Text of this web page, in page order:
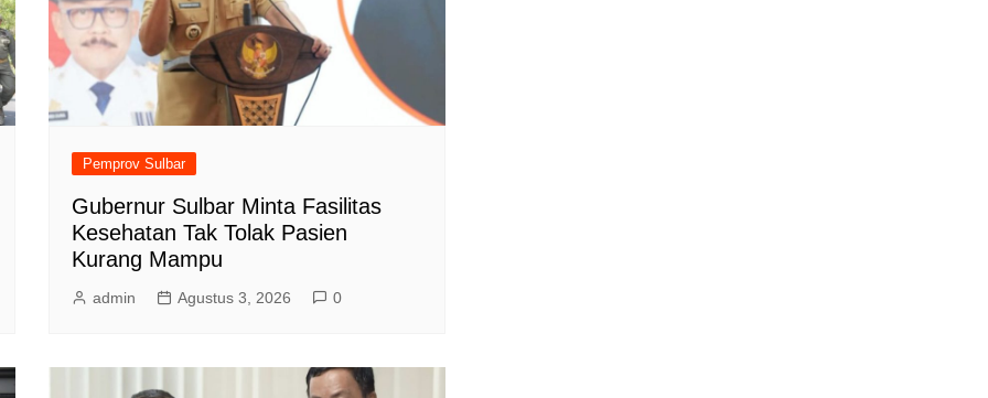
Pemprov Sulbar
Gubernur Sulbar Minta Fasilitas
Kesehatan Tak Tolak Pasien
Kurang Mampu
admin Agustus 3, 2026 0